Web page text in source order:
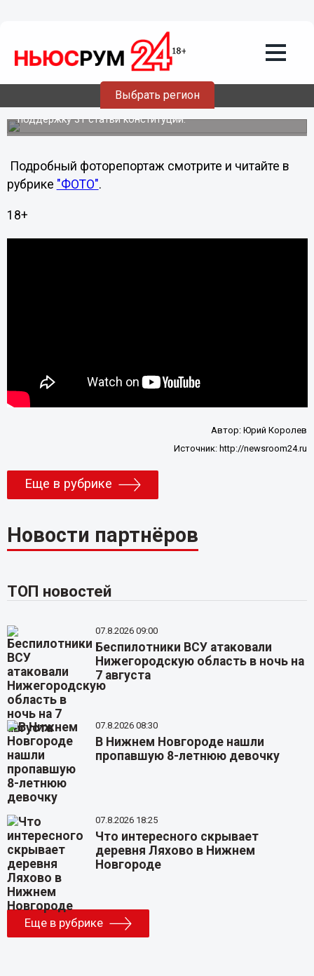
Выбрать регион
В Нижнем Новгороде подавлена акция
оппозиции
Сотрудники полиции задержали около 15 активистов
"Другой России", которые вышли сегодня на площадь
Свободы, чтобы провести традиционное шествие в
поддержку 31 статьи конституции.
Подробный фоторепортаж смотрите и читайте в
рубрике "ФОТО".
18+
Автор:Юрий Королев
Источник: http://newsroom24.ru
Еще в рубрике
Новости партнёров
ТОП новостей
07.8.2026 09:00
Беспилотники ВСУ атаковали
Нижегородскую область в ночь на
7 августа
07.8.2026 08:30
В Нижнем Новгороде нашли
пропавшую 8-летнюю девочку
07.8.2026 18:25
Что интересного скрывает
деревня Ляхово в Нижнем
Новгороде
Еще в рубрике